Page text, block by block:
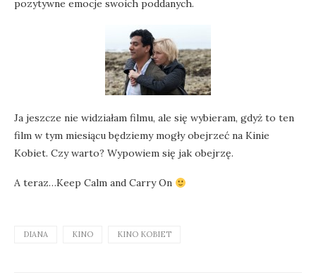
pozytywne emocje swoich poddanych.
Ja jeszcze nie widziałam filmu, ale się wybieram, gdyż to ten
film w tym miesiącu będziemy mogły obejrzeć na Kinie
Kobiet. Czy warto? Wypowiem się jak obejrzę.
A teraz…Keep Calm and Carry On
DIANA KINO KINO KOBIET